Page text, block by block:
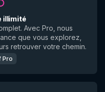
illimité
Avec Pro, nous
que vous explorez,
retrouver votre chemin.
Pro